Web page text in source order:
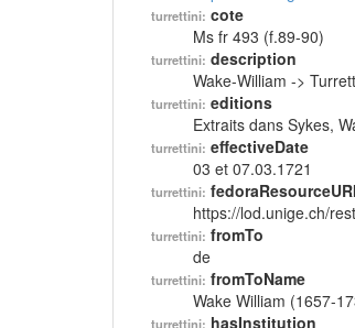
turrettini: cote
Ms fr 493 (f.89-90)
turrettini: description
Wake-William ->
turrettini: editions
Extraits dans Sykes,
turrettini: effectiveDate
03 et 07.03.1721
turrettini: fedoraResourceURI
https://lod.unige.ch/
turrettini: fromTo
de
turrettini: fromToName
Wake William (1657-
turrettini: hasInstitution